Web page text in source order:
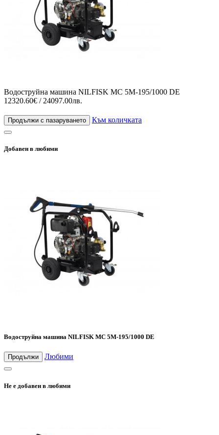
Водоструйна машина NILFISK MC 5M-195/1000 DE
12320.60€ / 24097.00лв.
Продължи с пазаруването Към количката
Добавен в любими
Водоструйна машина NILFISK MC 5M-195/1000 DE
Продължи Любими
Не е добавен в любими